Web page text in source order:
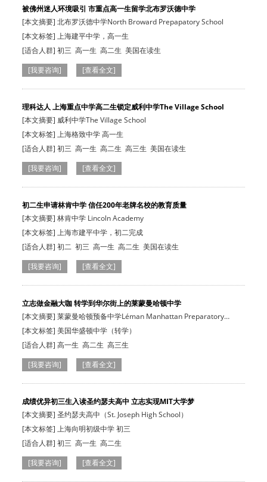
被佛州迷人环境吸引 市重点高一生留学北布罗沃德中学
[本文摘要] 北布罗沃德中学North Broward Prepapatory School
[本文标签] 上海建平中学，高一生
[适合人群] 初三 高一生 高二生 美国在读生
[我要咨询]
[查看全文]
理科达人 上海重点中学高二生锁定威利中学The Village School
[本文摘要] 威利中学The Village School
[本文标签] 上海格致中学 高一生
[适合人群] 初三 高一生 高二生 高三生 美国在读生
[我要咨询]
[查看全文]
初二生申请林肯中学 信任200年老牌名校的教育质量
[本文摘要] 林肯中学 Lincoln Academy
[本文标签] 上海市建平中学，初二完成
[适合人群] 初二 初三 高一生 高二生 美国在读生
[我要咨询]
[查看全文]
立志做金融大咖 转学到华尔街上的莱蒙曼哈顿中学
[本文摘要] 莱蒙曼哈顿预备中学Léman Manhattan Preparatory
School
[本文标签] 美国华盛顿中学（转学）
[适合人群] 高一生 高二生 高三生
[我要咨询]
[查看全文]
成绩优异初三生入读圣约瑟夫高中 立志实现MIT大学梦
[本文摘要] 圣约瑟夫高中（St. Joseph High School）
[本文标签] 上海向明初级中学 初三
[适合人群] 初三 高一生 高二生
[我要咨询]
[查看全文]